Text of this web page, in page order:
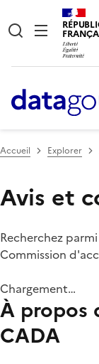
Accueil Explorer
Avis et
Recherchez
Commission
Chargement…
À propos
CADA